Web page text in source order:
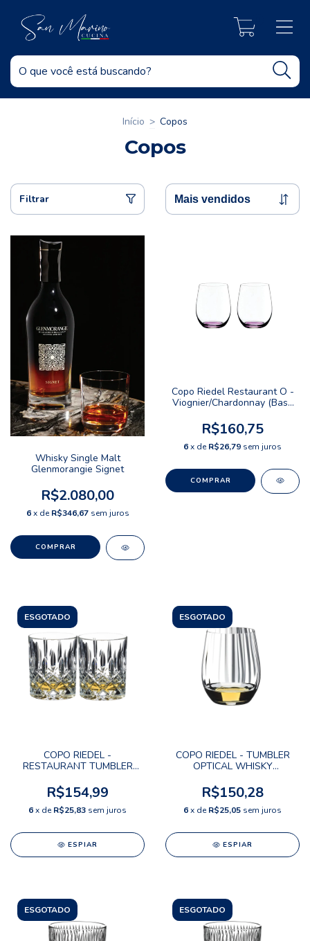
Início > Copos
Copos
Filtrar
Whisky Single Malt
Glenmorangie Signet
R$2.080,00
6 x deR$346,67 sem juros
Copo Riedel Restaurant O -
Viognier/Chardonnay (Base
R$160,75
6x deR$26,79 sem juros
ESGOTADO
COPO RIEDEL -
RESTAURANT TUMBLER
R$154,99
6x deR$25,83 sem juros
ESPIAR
ESGOTADO
COPO RIEDEL - TUMBLER
OPTICAL WHISKY
R$150,28
6x deR$25,05 sem juros
ESPIAR
ESGOTADO ESGOTADO